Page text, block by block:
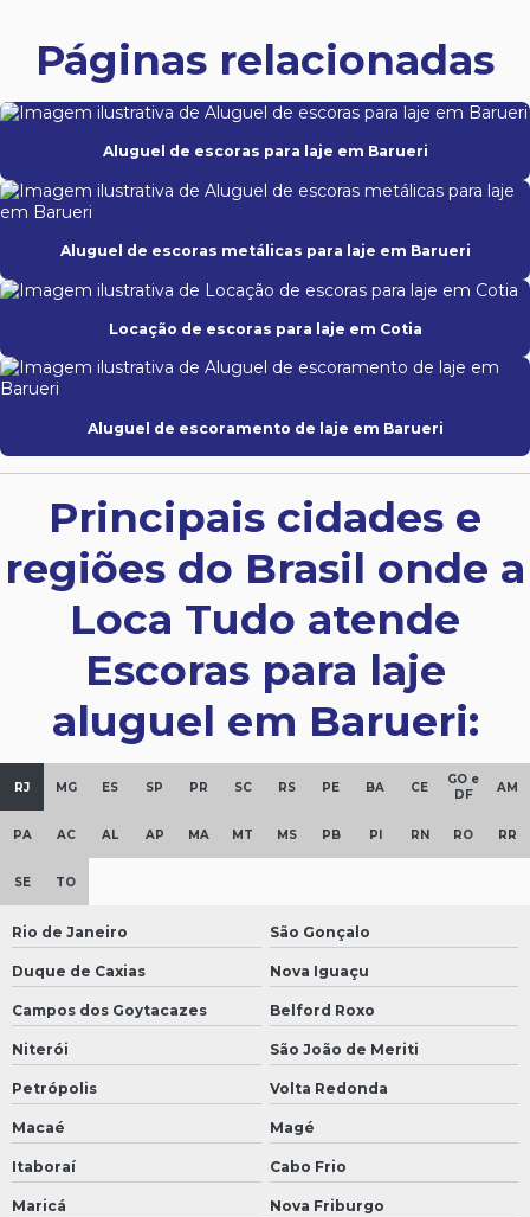
Páginas relacionadas
Aluguel de escoras para laje em Barueri
Aluguel de escoras metálicas para laje em Barueri
Locação de escoras para laje em Cotia
Aluguel de escoramento de laje em Barueri
Principais cidades e
regiões do Brasil onde a
Loca Tudo atende
Escoras para laje
aluguel em Barueri:
RJ MG ES SP PR SC RS PE BA CE
GO e
DF
AM
PA AC AL AP MA MT MS PB PI RN RO RR
SE TO
Rio de Janeiro São Gonçalo
Duque de Caxias Nova Iguaçu
Campos dos Goytacazes Belford Roxo
Niterói São João de Meriti
Petrópolis Volta Redonda
Macaé Magé
Itaboraí Cabo Frio
Maricá Nova Friburgo